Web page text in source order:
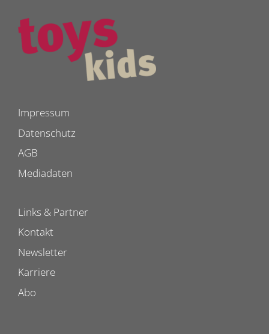
Impressum
Datenschutz
AGB
Mediadaten
Links & Partner
Kontakt
Newsletter
Karriere
Abo